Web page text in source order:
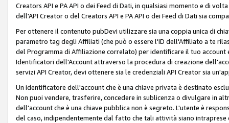
Creators API e PA API o dei Feed di Dati, in qualsiasi momento e di
dell'API Creator o del Creators API e PA API o dei Feed di Dati sia
Per ottenere il contenuto pubDevi utilizzare sia una coppia unica di
parametro tag degli Affiliati (che può o essere l'ID dell'Affiliato a te
del Programma di Affiliazione correlato) per identificare il tuo account
Identificatori dell'Account attraverso la procedura di creazione
servizi API Creator, devi ottenere sia le credenziali API Creator sia
Un identificatore dell'account che è una chiave privata è destinato
Non puoi vendere, trasferire, concedere in sublicenza o divulgare in
dell'account che è una chiave pubblica non è segreto. L'utente è
del caso, indipendentemente dal fatto che tali attività siano